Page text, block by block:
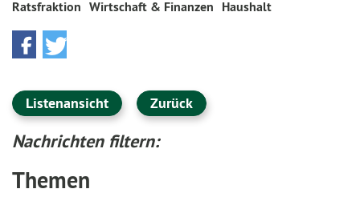
Ratsfraktion Wirtschaft & Finanzen Haushalt
Listenansicht Zurück
Nachrichten filtern:
Themen